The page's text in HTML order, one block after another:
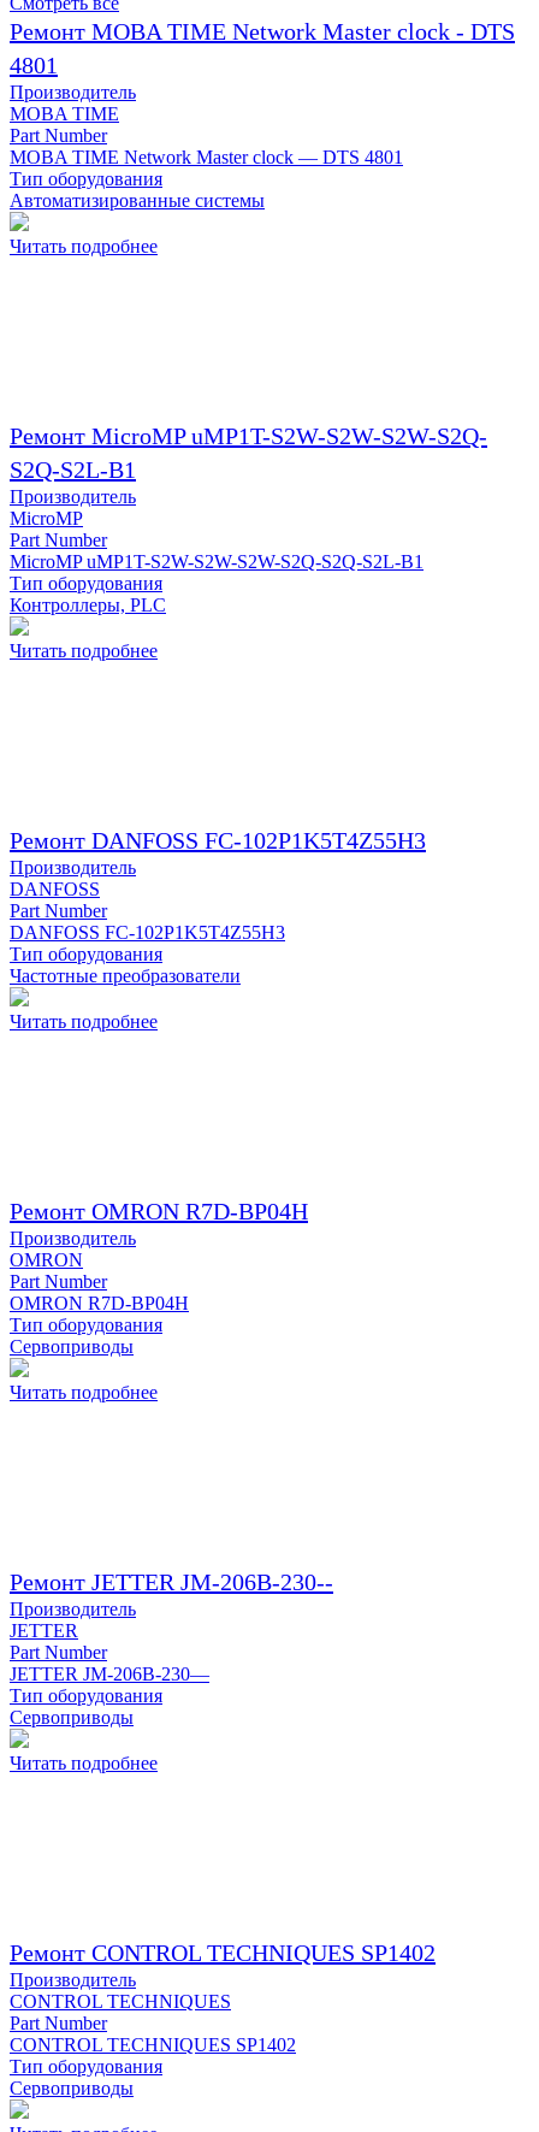
Ремонт MOBA TIME Network Master clock - DTS
4801
Производитель
MOBA TIME
Part Number
MOBA TIME Network Master clock — DTS 4801
Тип оборудования
Автоматизированные системы
Читать подробнее
Ремонт MicroMP uMP1T-S2W-S2W-S2W-S2Q-
S2Q-S2L-B1
Производитель
MicroMP
Part Number
MicroMP uMP1T-S2W-S2W-S2W-S2Q-S2Q-S2L-B1
Тип оборудования
Контроллеры, PLC
Читать подробнее
Ремонт DANFOSS FC-102P1K5T4Z55H3
Производитель
DANFOSS
Part Number
DANFOSS FC-102P1K5T4Z55H3
Тип оборудования
Частотные преобразователи
Читать подробнее
Ремонт OMRON R7D-BP04H
Производитель
OMRON
Part Number
OMRON R7D-BP04H
Тип оборудования
Сервоприводы
Читать подробнее
Ремонт JETTER JM-206B-230--
Производитель
JETTER
Part Number
JETTER JM-206B-230—
Тип оборудования
Сервоприводы
Читать подробнее
Ремонт CONTROL TECHNIQUES SP1402
Производитель
CONTROL TECHNIQUES
Part Number
CONTROL TECHNIQUES SP1402
Тип оборудования
Сервоприводы